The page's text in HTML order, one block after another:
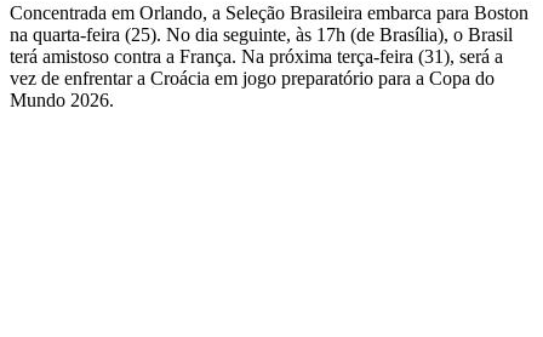
Concentrada em Orlando, a Seleção Brasileira embarca para Boston
na quarta-feira (25). No dia seguinte, às 17h (de Brasília), o Brasil
terá amistoso contra a França. Na próxima terça-feira (31), será a
vez de enfrentar a Croácia em jogo preparatório para a Copa do
Mundo 2026.